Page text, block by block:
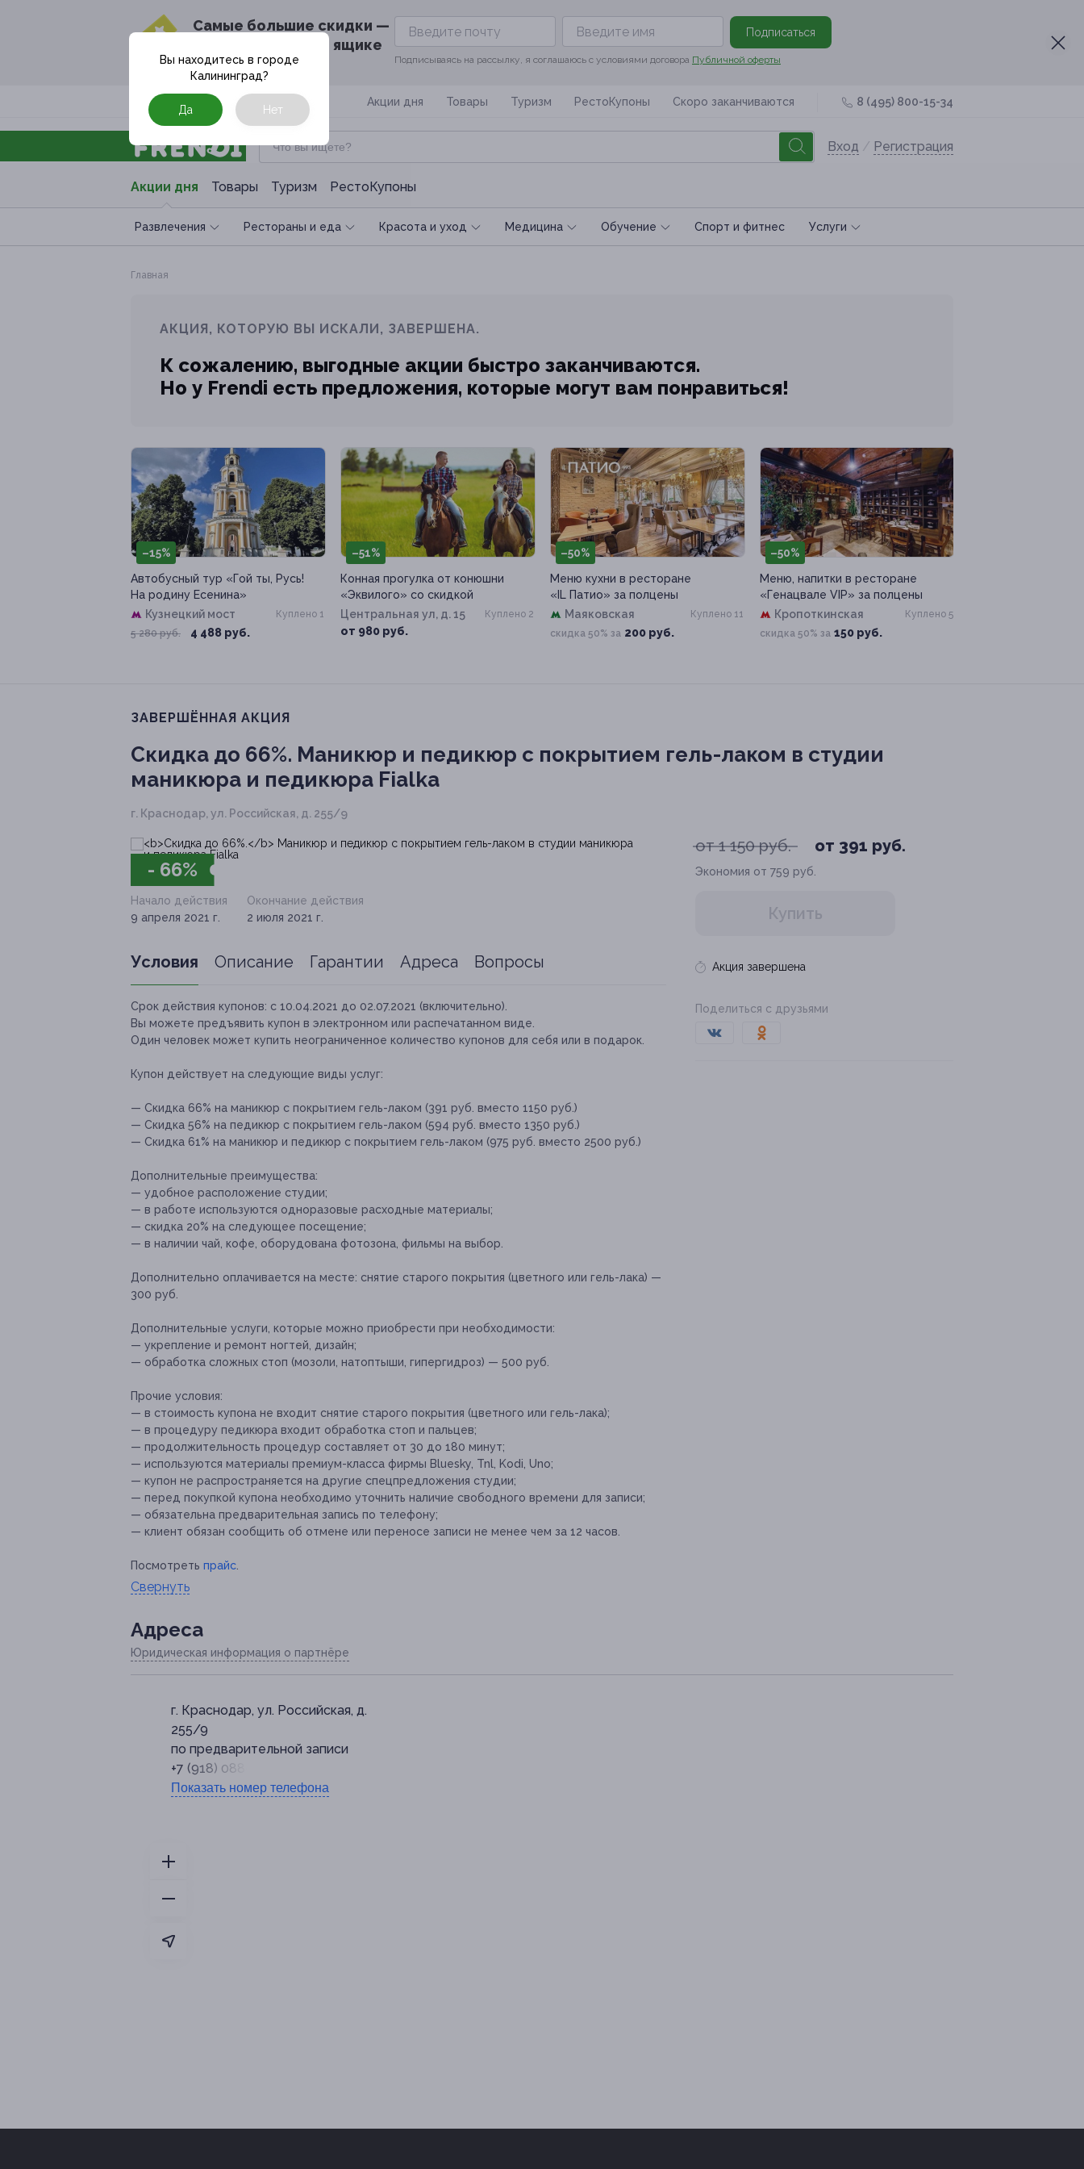
Cамые большие скидки —
в твоём почтовом ящике
Подписаться
Подписываясь на рассылку, я соглашаюсь с условиями договора Публичной оферты
Москва Акции дня Товары Туризм РестоКупоны Скоро заканчиваются 8 (495) 800-15-34
Вход / Регистрация
Акции дня Товары Туризм РестоКупоны
Развлечения Рестораны и еда Красота и уход Медицина Обучение Спoрт и фитнес Услуги
Вы находитесь в городе
Калининград?
Да Нет
Главная
АКЦИЯ, КОТОРУЮ ВЫ ИСКАЛИ, ЗАВЕРШЕНА.
К сожалению, выгодные акции быстро заканчиваются.
Но у Frendi есть предложения, которые могут вам понравиться!
–15%
Автобусный тур «Гой ты, Русь!
На родину Есенина»
Кузнецкий мост
5 280 руб. 4 488 руб.
Куплено 1
–51%
Конная прогулка от конюшни
«Эквилого» со скидкой
Центральная ул, д. 15
от 980 руб.
Куплено 2
–50%
Меню кухни в ресторане
«IL Патио» за полцены
Маяковская
скидка 50% за 200 руб.
Куплено 11
–50%
Меню, напитки в ресторане
«Генацвале VIP» за полцены
Кропоткинская
скидка 50% за 150 руб.
Куплено 5
ЗАВЕРШЁННАЯ АКЦИЯ
Скидка до 66%. Маникюр и педикюр с покрытием гель-лаком в студии
маникюра и педикюра Fialka
г. Краснодар, ул. Российская, д. 255/9
- 66%
от 1 150 руб. от 391 руб.
Экономия от 759 руб.
Купить
Акция завершена
Поделиться с друзьями
Начало действия
9 апреля 2021 г.
Окончание действия
2 июля 2021 г.
Условия Описание Гарантии Адреса Вопросы
Срок действия купонов: с 10.04.2021 до 02.07.2021 (включительно).
Вы можете предъявить купон в электронном или распечатанном виде.
Один человек может купить неограниченное количество купонов для себя или в подарок.
Купон действует на следующие виды услуг:
— Скидка 66% на маникюр с покрытием гель-лаком (391 руб. вместо 1150 руб.)
— Скидка 56% на педикюр с покрытием гель-лаком (594 руб. вместо 1350 руб.)
— Скидка 61% на маникюр и педикюр с покрытием гель-лаком (975 руб. вместо 2500 руб.)
Дополнительные преимущества:
— удобное расположение студии;
— в работе используются одноразовые расходные материалы;
— скидка 20% на следующее посещение;
— в наличии чай, кофе, оборудована фотозона, фильмы на выбор.
Дополнительно оплачивается на месте: снятие старого покрытия (цветного или гель-лака) —
300 руб.
Дополнительные услуги, которые можно приобрести при необходимости:
— укрепление и ремонт ногтей, дизайн;
— обработка сложных стоп (мозоли, натоптыши, гипергидроз) — 500 руб.
Прочие условия:
— в стоимость купона не входит снятие старого покрытия (цветного или гель-лака);
— в процедуру педикюра входит обработка стоп и пальцев;
— продолжительность процедур составляет от 30 до 180 минут;
— используются материалы премиум-класса фирмы Bluesky, Tnl, Kodi, Uno;
— купон не распространяется на другие спецпредложения студии;
— перед покупкой купона необходимо уточнить наличие свободного времени для записи;
— обязательна предварительная запись по телефону;
— клиент обязан сообщить об отмене или переносе записи не менее чем за 12 часов.
Посмотреть прайс
Свернуть
Адресa
Юридическая информация о партнёре
г. Краснодар, ул. Российская, д.
255/9
по предварительной записи
+7 (918) 088-94-84
Показать номер телефона